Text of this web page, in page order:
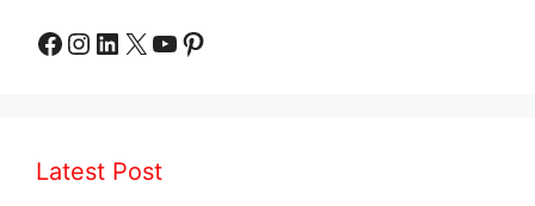
Facebook
Instagram
LinkedIn
X YouTube
Pinterest
Latest Post